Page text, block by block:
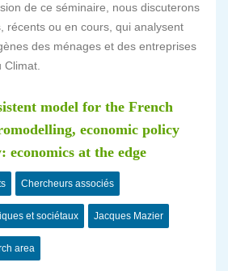
de ce séminaire, nous discuterons
récents ou en cours, qui analysent
des ménages et des entreprises
Climat.
model for the French
economic policy
economics at the edge
Chercheurs associés
et sociétaux Jacques Mazier
area